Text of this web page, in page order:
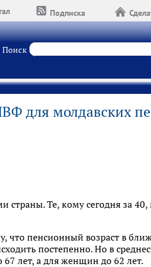
Подписка
Поиск
для молдавских
Те, кому сегодня за 40,
что пенсионный возраст в
постепенно. Но в
лет, а для женщин до 62 лет.